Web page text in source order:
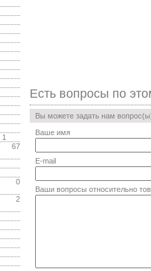
1
67
0
2
Есть вопросы по
Вы можете задать нам
Ваше имя
E-mail
Ваши вопросы относительно